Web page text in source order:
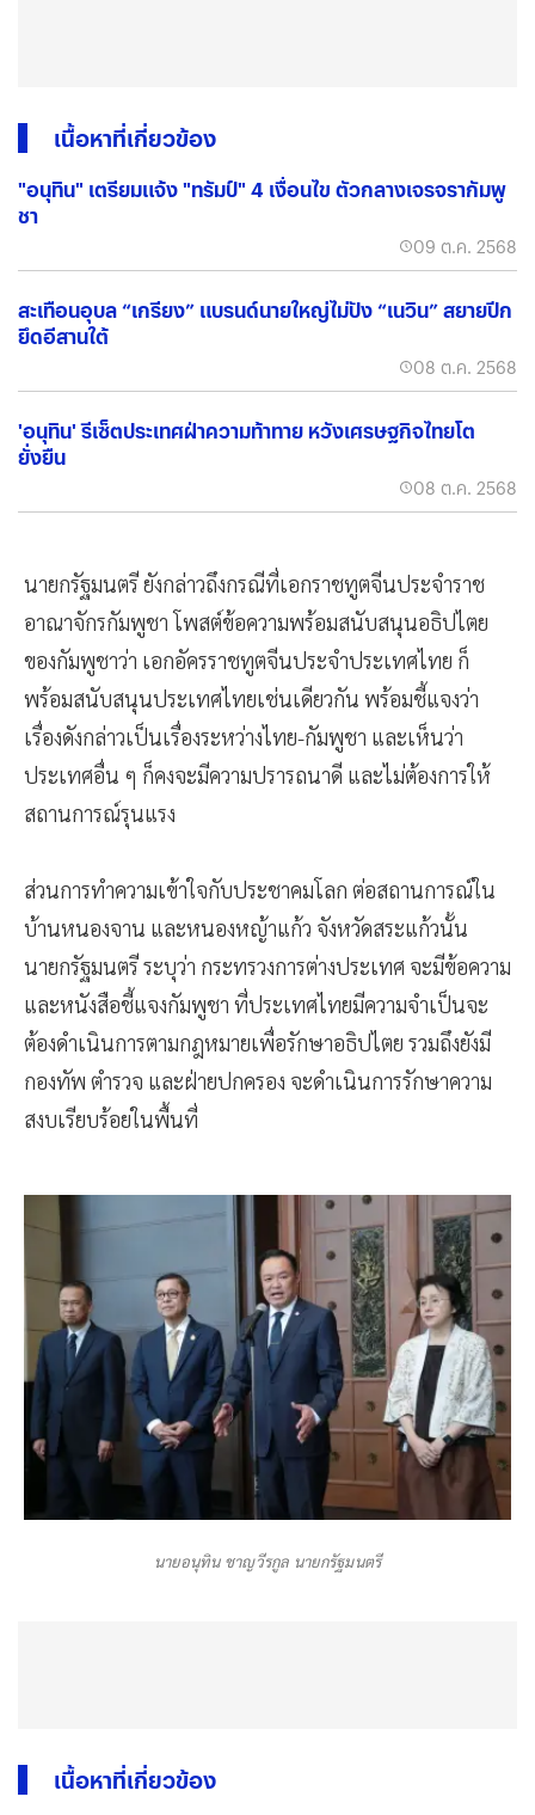
เนื้อหาที่เกี่ยวข้อง
"อนุทิน" เตรียมแจ้ง "ทรัมป์" 4 เงื่อนไข ตัวกลางเจรจรากัมพู
ชา
09 ต.ค. 2568
สะเทือนอุบล “เกรียง” แบรนด์นายใหญ่ไม่ปัง “เนวิน” สยายปีก
ยึดอีสานใต้
08 ต.ค. 2568
'อนุทิน' รีเซ็ตประเทศฝ่าความท้าทาย หวังเศรษฐกิจไทยโต
ยั่งยืน
08 ต.ค. 2568
นายกรัฐมนตรี ยังกล่าวถึงกรณีที่เอกราชทูตจีนประจำราช
อาณาจักรกัมพูชา โพสต์ข้อความพร้อมสนับสนุนอธิปไตย
ของกัมพูชาว่า เอกอัครราชทูตจีนประจำประเทศไทย ก็
พร้อมสนับสนุนประเทศไทยเช่นเดียวกัน พร้อมชี้แจงว่า
เรื่องดังกล่าวเป็นเรื่องระหว่างไทย-กัมพูชา และเห็นว่า
ประเทศอื่น ๆ ก็คงจะมีความปรารถนาดี และไม่ต้องการให้
สถานการณ์รุนแรง
ส่วนการทำความเข้าใจกับประชาคมโลก ต่อสถานการณ์ใน
บ้านหนองจาน และหนองหญ้าแก้ว จังหวัดสระแก้วนั้น
นายกรัฐมนตรี ระบุว่า กระทรวงการต่างประเทศ จะมีข้อความ
และหนังสือชี้แจงกัมพูชา ที่ประเทศไทยมีความจำเป็นจะ
ต้องดำเนินการตามกฎหมายเพื่อรักษาอธิปไตย รวมถึงยังมี
กองทัพ ตำรวจ และฝ่ายปกครอง จะดำเนินการรักษาความ
สงบเรียบร้อยในพื้นที่
นายอนุทิน ชาญวีรกูล นายกรัฐมนตรี
เนื้อหาที่เกี่ยวข้อง